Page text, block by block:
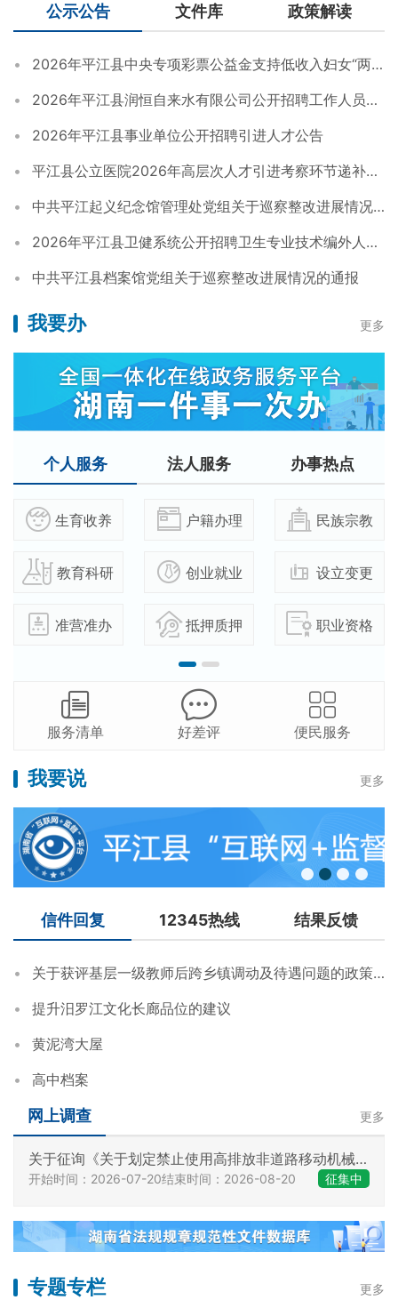
公示公告 文件库 政策解读
2026年平江县中央专项彩票公益金支持低收入妇女“两癌”救助项目救助金拨付名单公示
2026年平江县润恒自来水有限公司公开招聘工作人员方案
2026年平江县事业单位公开招聘引进人才公告
平江县公立医院2026年高层次人才引进考察环节递补人员的公告
中共平江起义纪念馆管理处党组关于巡察整改进展情况的通报
2026年平江县卫健系统公开招聘卫生专业技术编外人员公告
中共平江县档案馆党组关于巡察整改进展情况的通报
我要办 更多
个人服务 法人服务 办事热点
生育收养 户籍办理 民族宗教
教育科研 创业就业 设立变更
准营准办 抵押质押 职业资格
服务清单 好差评 便民服务
我要说 更多
信件回复 12345热线 结果反馈
关于获评基层一级教师后跨乡镇调动及待遇问题的政策咨询
提升汨罗江文化长廊品位的建议
黄泥湾大屋
高中档案
网上调查 更多
关于征询《关于划定禁止使用高排放非道路移动机械区域的通告（征求意见稿）》 意见的公告
开始时间：2026-07-20结束时间：2026-08-20 征集中
专题专栏 更多